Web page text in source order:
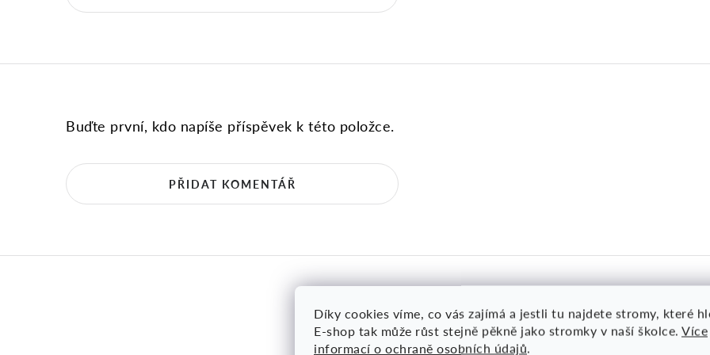
Díky cookies víme, co vás zajímá a jestli tu najdete stromy, které
E-shop tak může růst stejně pěkně jako stromky v naší školce. Více
informací o ochraně osobních údajů.
Buďte první, kdo napíše příspěvek k této položce.
PŘIDAT KOMENTÁŘ
Podobné produkty